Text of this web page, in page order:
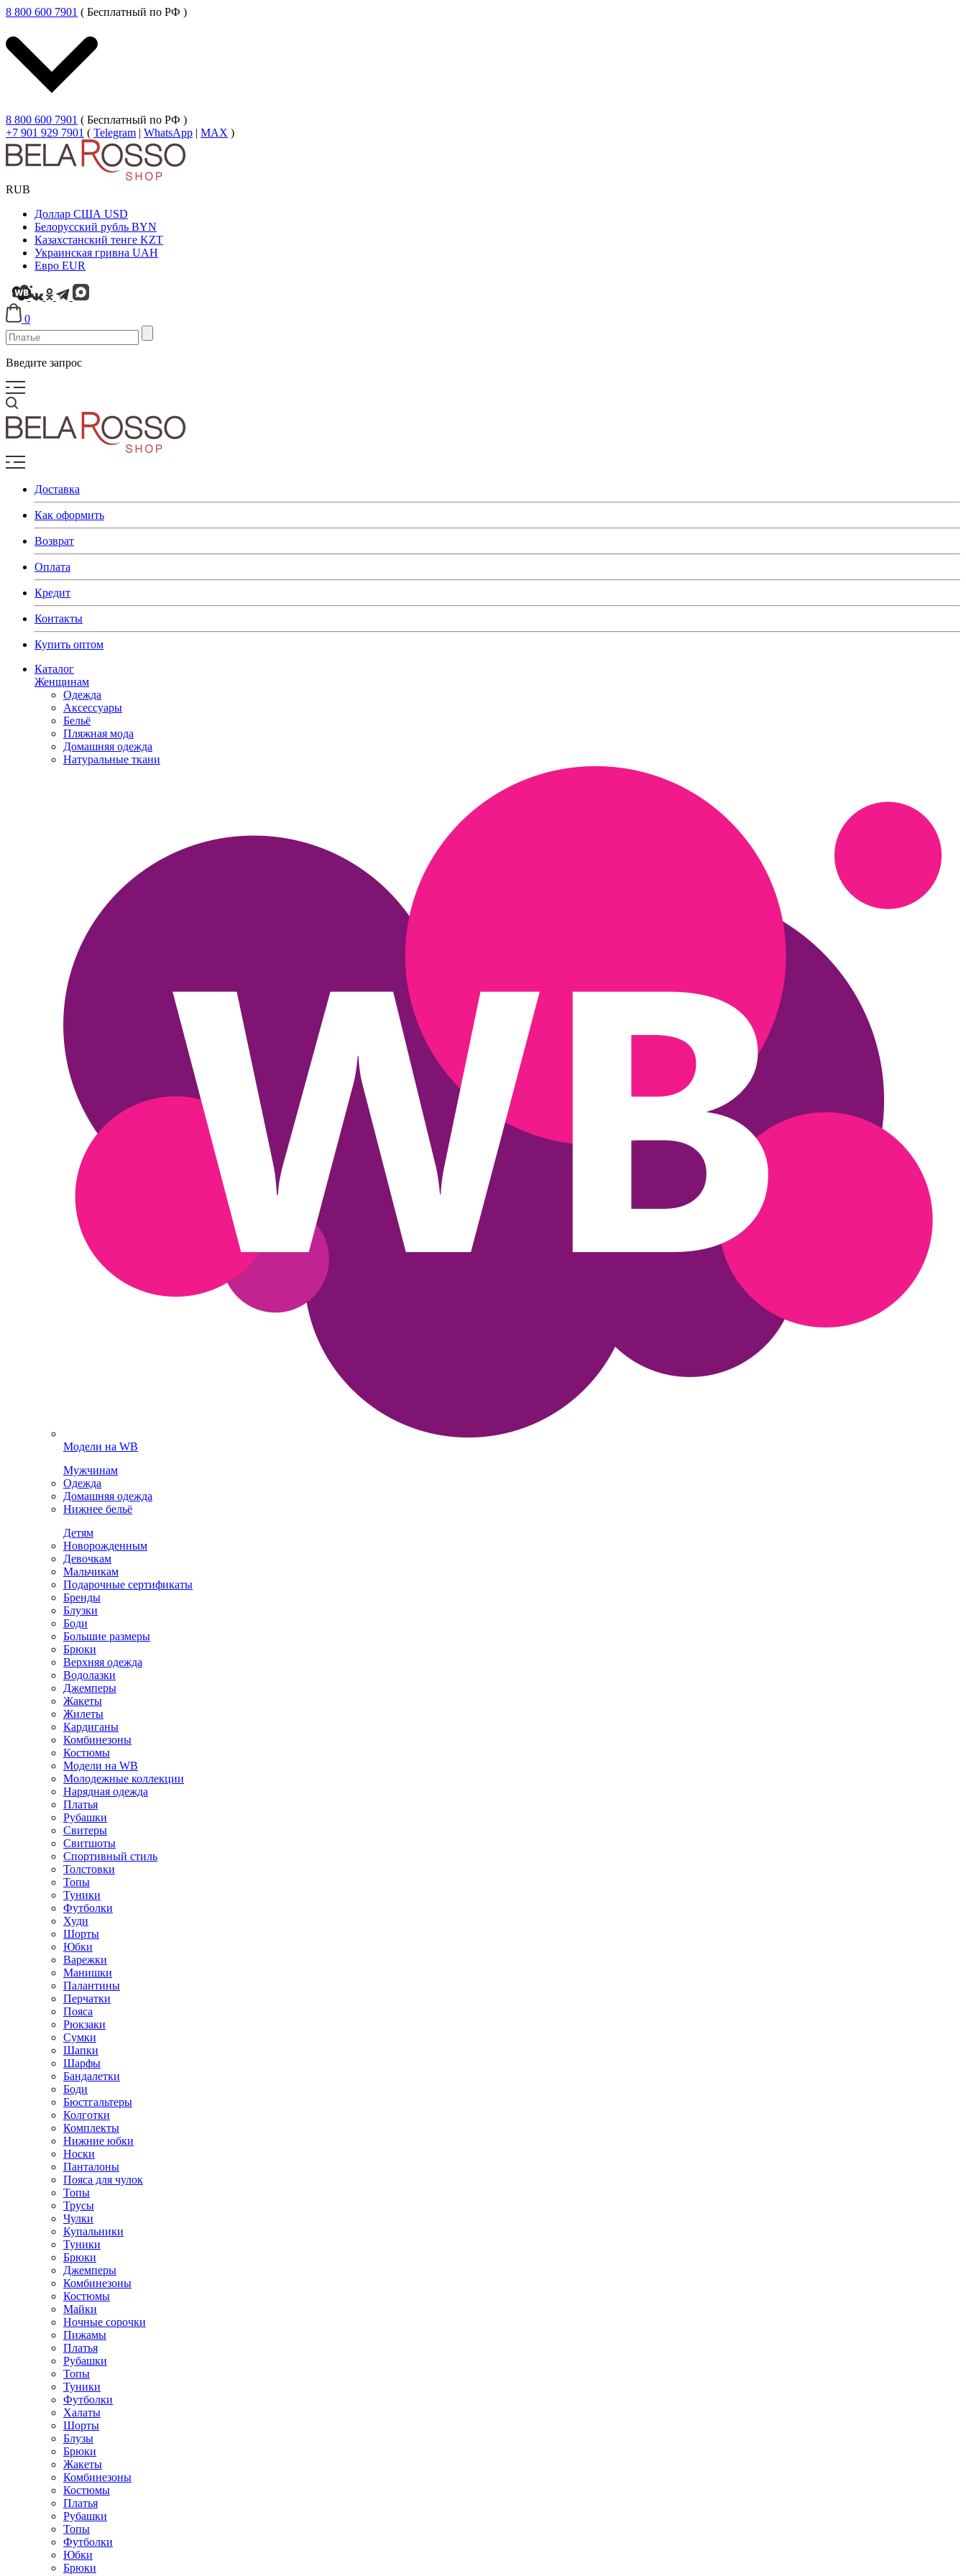
8 800 600 7901 ( Бесплатный по РФ )
8 800 600 7901 ( Бесплатный по РФ )
+7 901 929 7901 ( Telegram | WhatsApp | MAX )
RUB
Доллар США USD
Белорусский рубль BYN
Казахстанский тенге KZT
Украинская гривна UAH
Евро EUR
0
Введите запрос
Доставка
Как оформить
Возврат
Оплата
Кредит
Контакты
Купить оптом
Каталог
Женщинам
Одежда
Аксессуары
Бельё
Пляжная мода
Домашняя одежда
Натуральные ткани
Модели на WB
Мужчинам
Одежда
Домашняя одежда
Нижнее бельё
Детям
Новорожденным
Девочкам
Мальчикам
Подарочные сертификаты
Бренды
Блузки
Боди
Большие размеры
Брюки
Верхняя одежда
Водолазки
Джемперы
Жакеты
Жилеты
Кардиганы
Комбинезоны
Костюмы
Модели на WB
Молодежные коллекции
Нарядная одежда
Платья
Рубашки
Свитеры
Свитшоты
Спортивный стиль
Толстовки
Топы
Туники
Футболки
Худи
Шорты
Юбки
Варежки
Манишки
Палантины
Перчатки
Пояса
Рюкзаки
Сумки
Шапки
Шарфы
Бандалетки
Боди
Бюстгальтеры
Колготки
Комплекты
Нижние юбки
Носки
Панталоны
Поясa для чулок
Топы
Трусы
Чулки
Купальники
Туники
Брюки
Джемперы
Комбинезоны
Костюмы
Майки
Ночные сорочки
Пижамы
Платья
Рубашки
Топы
Туники
Футболки
Халаты
Шорты
Блузы
Брюки
Жакеты
Комбинезоны
Костюмы
Платья
Рубашки
Топы
Футболки
Юбки
Брюки